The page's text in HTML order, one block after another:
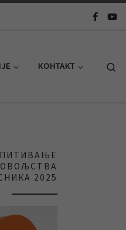
КОНТАКТ
2025